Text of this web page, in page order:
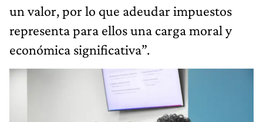
un valor, por lo que adeudar impuestos
representa para ellos una carga moral y
económica significativa”.